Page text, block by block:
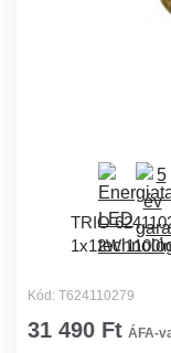
TRIO
1x12W
Kód: T624110279
31 490 Ft ÁFA-